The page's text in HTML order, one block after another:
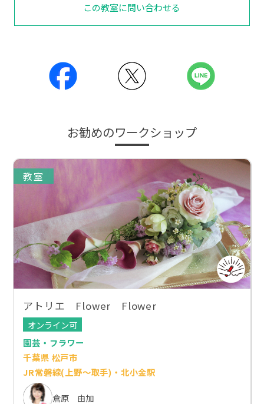
この教室に問い合わせる
お勧めのワークショップ
教室
アトリエ Flower Flower
オンライン可
園芸・フラワー
千葉県 松戸市
JR常磐線(上野～取手)・北小金駅
倉原 由加